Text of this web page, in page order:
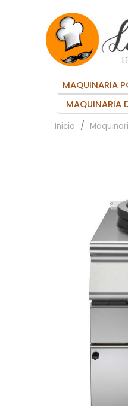
MAQUINARIA
MAQUINARIA
Inicio